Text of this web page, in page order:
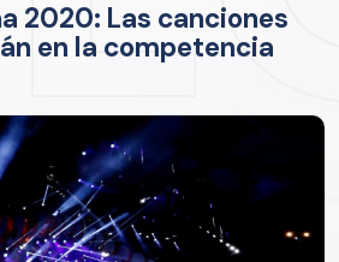
2020: Las canciones
en la competencia